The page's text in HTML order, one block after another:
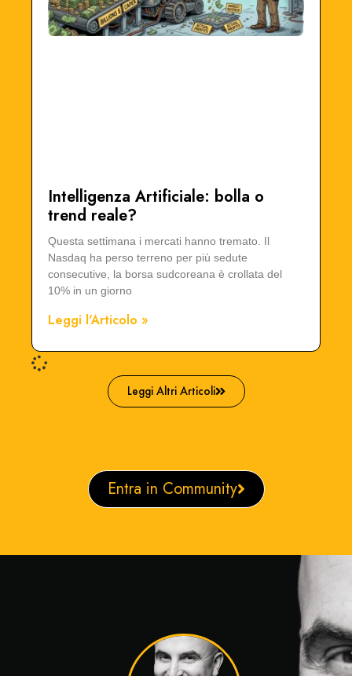
Intelligenza Artificiale: bolla o
trend reale?
Questa settimana i mercati hanno tremato. Il
Nasdaq ha perso terreno per più sedute
consecutive, la borsa sudcoreana è crollata del
10% in un giorno
Leggi l'Articolo »
Leggi Altri Articoli
Entra in Community